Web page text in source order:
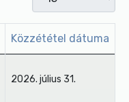
Közzététel dátuma
2026. július 31.